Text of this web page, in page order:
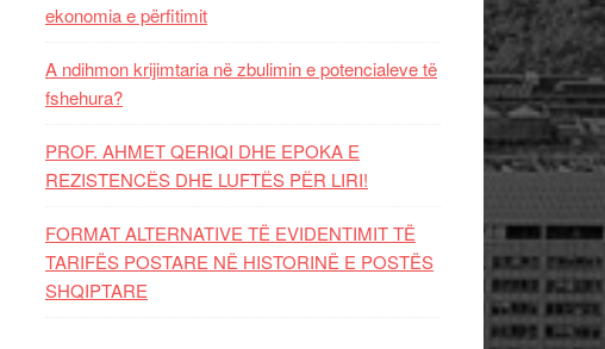
ekonomia e përfitimit
A ndihmon krijimtaria në zbulimin e potencialeve të
fshehura?
PROF. AHMET QERIQI DHE EPOKA E
REZISTENCЁS DHE LUFTЁS PЁR LIRI!
FORMAT ALTERNATIVE TË EVIDENTIMIT TË
TARIFËS POSTARE NË HISTORINË E POSTËS
SHQIPTARE